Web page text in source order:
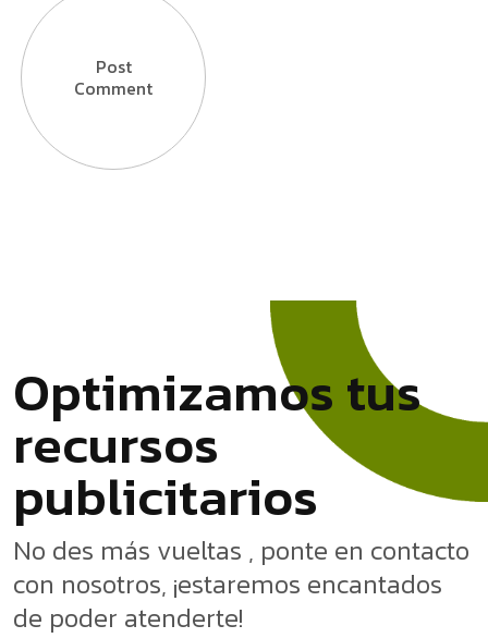
Post
Comment
Optimizamostus
recursos
publicitarios
No des más vueltas , ponte en contacto
con nosotros, ¡estaremos encantados
de poder atenderte!